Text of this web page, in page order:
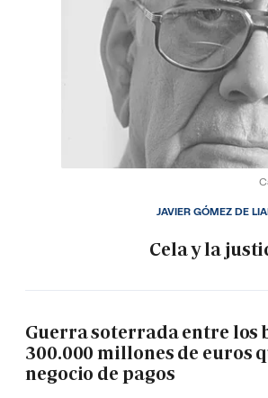
Cela y la
JAVIER GÓMEZ DE
Guerra soterrada entre los
300.000 millones de euros
negocio de pagos